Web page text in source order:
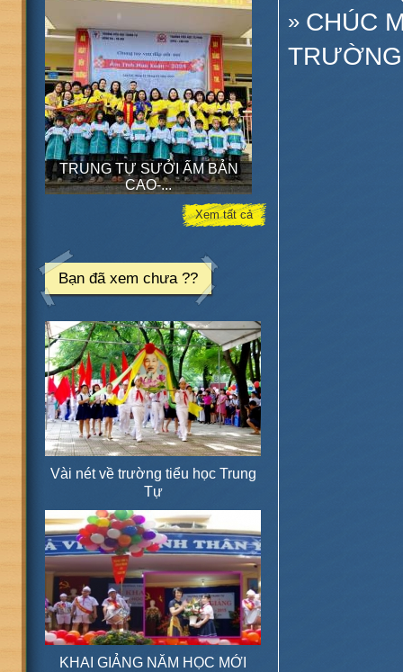
TRUNG TỰ SƯỞI ẤM BẢN
CAO-...
Xem tất cả
Bạn đã xem chưa ??
Vài nét về trường tiểu học Trung
Tự
KHAI GIẢNG NĂM HỌC MỚI
» CHÚC